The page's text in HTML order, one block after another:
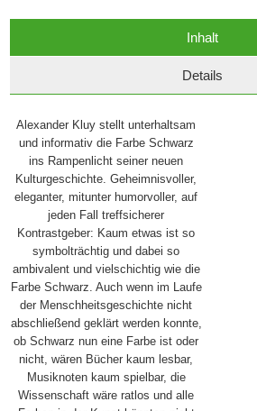
Inhalt
Details
Alexander Kluy stellt unterhaltsam
und informativ die Farbe Schwarz
ins Rampenlicht seiner neuen
Kulturgeschichte. Geheimnisvoller,
eleganter, mitunter humorvoller, auf
jeden Fall treffsicherer
Kontrastgeber: Kaum etwas ist so
symbolträchtig und dabei so
ambivalent und vielschichtig wie die
Farbe Schwarz. Auch wenn im Laufe
der Menschheitsgeschichte nicht
abschließend geklärt werden konnte,
ob Schwarz nun eine Farbe ist oder
nicht, wären Bücher kaum lesbar,
Musiknoten kaum spielbar, die
Wissenschaft wäre ratlos und alle